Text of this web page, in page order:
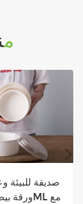
أبيض صديق